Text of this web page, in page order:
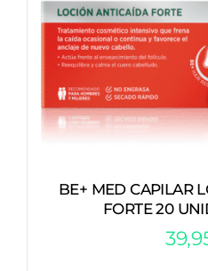
BE+ MED CAPILAR
FORTE 20